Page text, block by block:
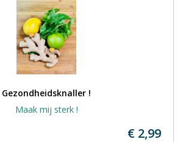
Gezondheidsknaller !
Maak mij sterk !
€ 2,99